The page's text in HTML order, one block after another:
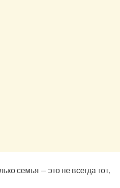
семья — это не всегда тот,